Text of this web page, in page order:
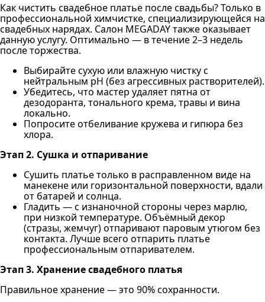
Как чистить свадебное платье после свадьбы? Только в
профессиональной химчистке, специализирующейся на
свадебных нарядах. Салон MEGADAY также оказывает
данную услугу. Оптимально — в течение 2–3 недель
после торжества.
Выбирайте сухую или влажную чистку с
нейтральным pH (без агрессивных растворителей).
Убедитесь, что мастер удаляет пятна от
дезодоранта, тонального крема, травы и вина
локально.
Попросите отбеливание кружева и гипюра без
хлора.
Этап 2. Сушка и отпаривание
Сушить платье только в расправленном виде на
манекене или горизонтальной поверхности, вдали
от батарей и солнца.
Гладить — с изнаночной стороны через марлю,
при низкой температуре. Объёмный декор
(стразы, жемчуг) отпаривают паровым утюгом без
контакта. Лучше всего отпарить платье
профессиональным отпаривателем.
Этап 3. Хранение свадебного платья
Правильное хранение — это 90% сохранности.